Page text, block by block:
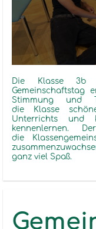
Die Klasse 3b
Gemeinschaftstag
Stimmung und
die Klasse
Unterrichts und
kennenlernen.
die
ganz viel Spaß.